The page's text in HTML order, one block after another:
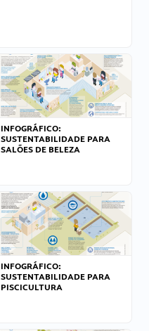
INFOGRÁFICO:
SUSTENTABILIDADE PARA
SALÕES DE BELEZA
INFOGRÁFICO:
SUSTENTABILIDADE PARA
PISCICULTURA